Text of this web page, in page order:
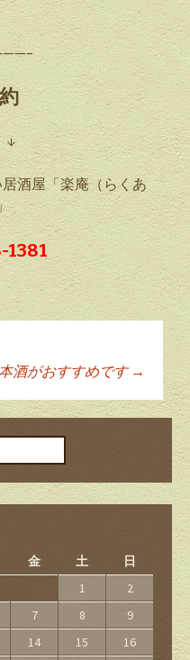
酒屋「楽庵（らくあ
1381
ーショ
酒がおすすめです →
金 土 日
1
2
7 8
9
14 15
16